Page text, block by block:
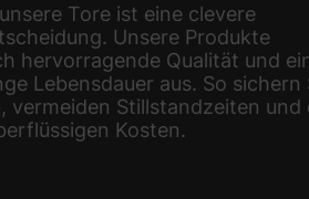
Tore ist eine clevere
Unsere Produkte
hervorragende Qualität und
Lebensdauer aus. So sichern
vermeiden Stillstandzeiten und
Kosten.